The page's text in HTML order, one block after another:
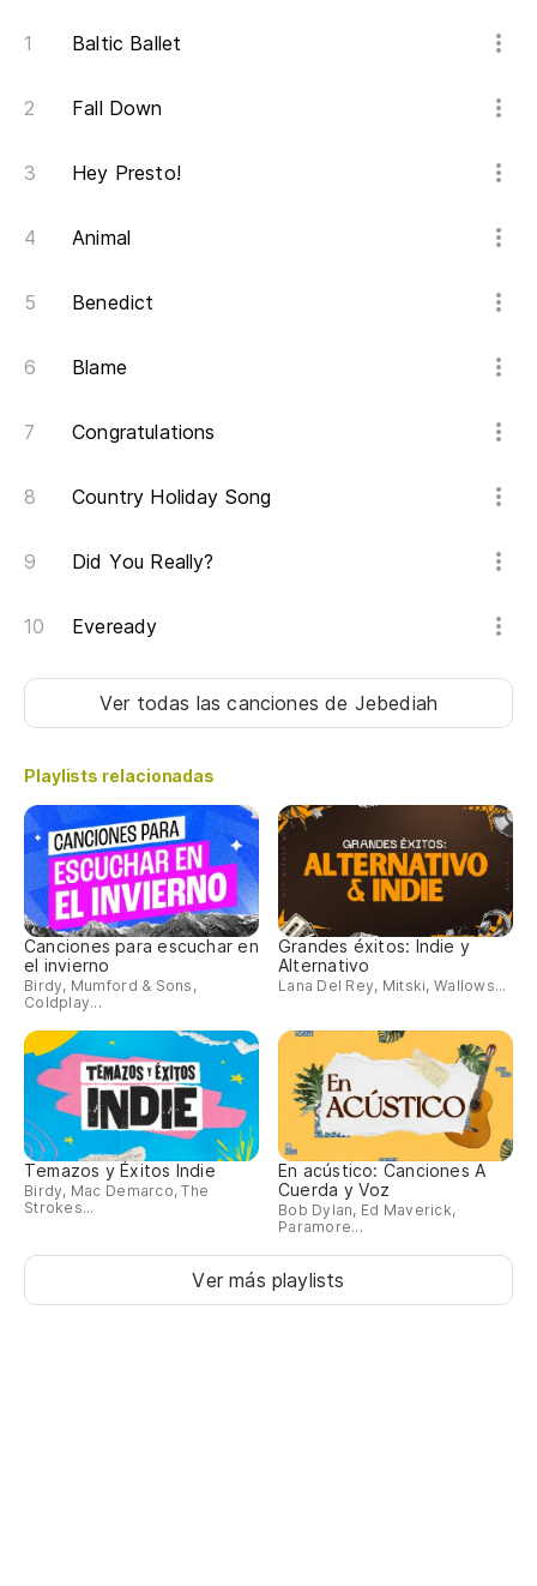
Baltic Ballet
Fall Down
Hey Presto!
Animal
Benedict
Blame
Congratulations
Country Holiday Song
Did You Really?
Eveready
Ver todas las cancionesde Jebediah
Playlists relacionadas
Canciones para escuchar en
el invierno
Birdy, Mumford & Sons,
Coldplay...
Grandes éxitos: Indie y
Alternativo
Lana Del Rey, Mitski, Wallows...
Temazos y Éxitos Indie
Birdy, Mac Demarco, The
Strokes...
En acústico: Canciones A
Cuerda y Voz
Bob Dylan, Ed Maverick,
Paramore...
Ver más playlists